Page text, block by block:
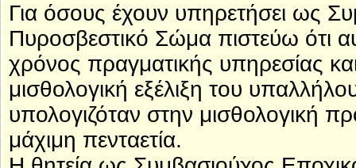
Για όσους έχουν υπηρετήσει ως
Πυροσβεστικό Σώμα πιστεύω ότι
χρόνος πραγματικής υπηρεσίας
μισθολογική εξέλιξη του
υπολογιζόταν στην μισθολογική
μάχιμη πενταετία.